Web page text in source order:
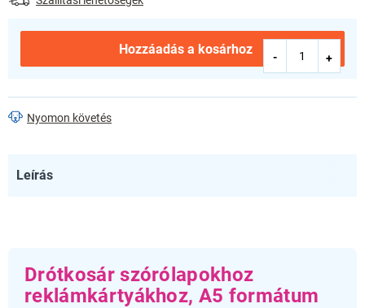
Hozzáadás a kosárhoz
Nyomon követés
Leírás
Drótkosár szórólapokhoz
reklámkártyákhoz, A5 formátum